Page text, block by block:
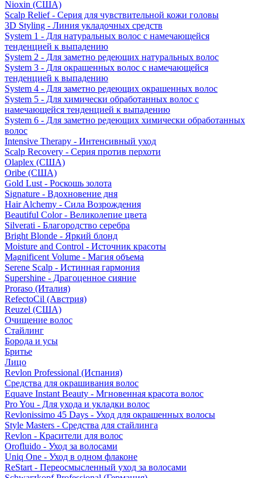
Nioxin (США)
Scalp Relief - Серия для чувствительной кожи головы
3D Styling - Линия укладочных средств
System 1 - Для натуральных волос с намечающейся
тенденцией к выпадению
System 2 - Для заметно редеющих натуральных волос
System 3 - Для окрашенных волос с намечающейся
тенденцией к выпадению
System 4 - Для заметно редеющих окрашенных волос
System 5 - Для химически обработанных волос с
намечающейся тенденцией к выпадению
System 6 - Для заметно редеющих химически обработанных
волос
Intensive Therapy - Интенсивный уход
Scalp Recovery - Серия против перхоти
Olaplex (США)
Oribe (США)
Gold Lust - Роскошь золота
Signature - Вдохновение дня
Hair Alchemy - Сила Возрождения
Beautiful Color - Великолепие цвета
Silverati - Благородство серебра
Bright Blonde - Яркий блонд
Moisture and Control - Источник красоты
Magnificent Volume - Магия объема
Serene Scalp - Истинная гармония
Supershine - Драгоценное сияние
Proraso (Италия)
RefectoCil (Австрия)
Reuzel (США)
Очищение волос
Стайлинг
Борода и усы
Бритье
Лицо
Revlon Professional (Испания)
Средства для окрашивания волос
Equave Instant Beauty - Мгновенная красота волос
Pro You - Для ухода и укладки волос
Revlonissimo 45 Days - Уход для окрашенных волосы
Style Masters - Средства для стайлинга
Revlon - Красители для волос
Orofluido - Уход за волосами
Uniq One - Уход в одном флаконе
ReStart - Переосмысленный уход за волосами